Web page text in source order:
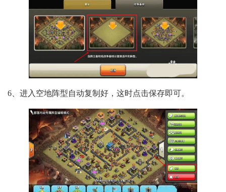
6、进入空地阵型自动复制好，这时点击保存即可。